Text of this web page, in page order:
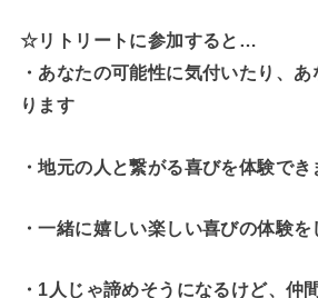
☆リトリートに参加すると…
・ あなたの可能性に気付いたり、
ります
・地元の人と繋がる喜びを体験でき
・一緒に嬉しい楽しい喜びの体験を
・1人じゃ諦めそうになるけど、仲